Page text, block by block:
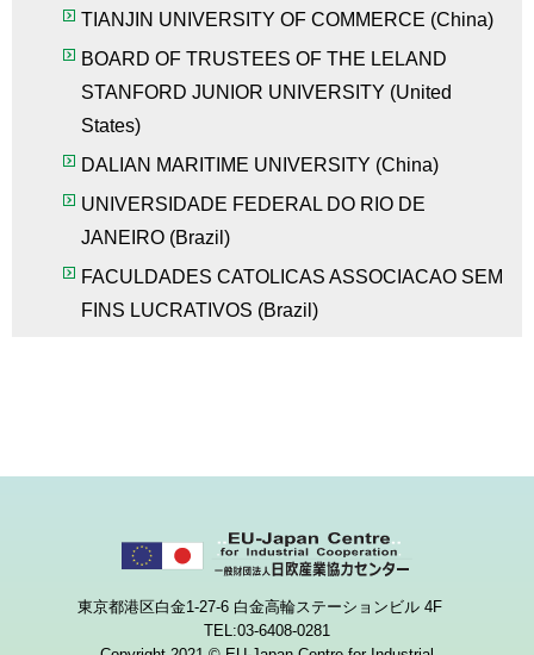
TIANJIN UNIVERSITY OF COMMERCE (China)
BOARD OF TRUSTEES OF THE LELAND
STANFORD JUNIOR UNIVERSITY (United
States)
DALIAN MARITIME UNIVERSITY (China)
UNIVERSIDADE FEDERAL DO RIO DE
JANEIRO (Brazil)
FACULDADES CATOLICAS ASSOCIACAO SEM
FINS LUCRATIVOS (Brazil)
東京都港区白金1-27-6 白金高輪ステーションビル 4F
TEL:03-6408-0281